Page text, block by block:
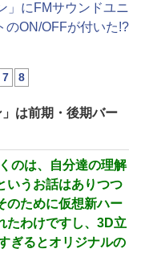
」にFMサウンドユニ
のON/OFFが付いた!?
7 8
は前期・後期バー
のは、自分達の理解
いうお話はありつつ
のために仮想新ハー
たわけですし、3D立
ぎるとオリジナルの